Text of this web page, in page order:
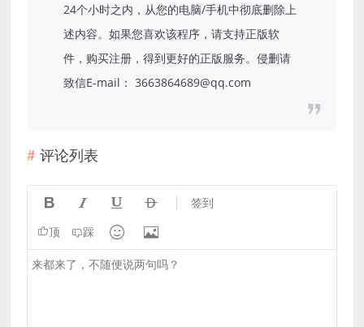
24个小时之内，从您的电脑/手机中彻底删除上
述内容。如果您喜欢该程序，请支持正版软
件，购买注册，得到更好的正版服务。侵删请
致信E-mail： 3663864689@qq.com
评论列表
    签到
顶 踩  